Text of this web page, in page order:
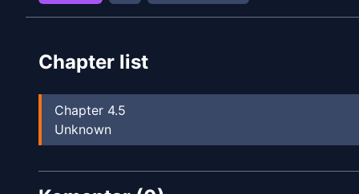
Chapter list
Chapter 4.5
Unknown